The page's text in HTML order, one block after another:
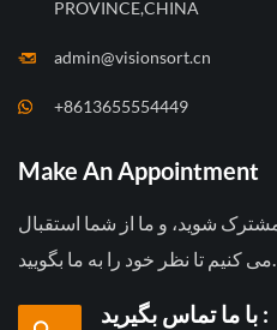
PROVINCE,CHINA
admin@visionsort.cn
+8613655554449
Make An Appointment
مشترک شوید، و ما از شما استقبال
می کنیم تا نظر خود را به ما بگویید.
با ما تماس بگیرید :